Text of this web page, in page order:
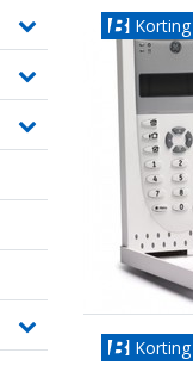
Korting
Korting